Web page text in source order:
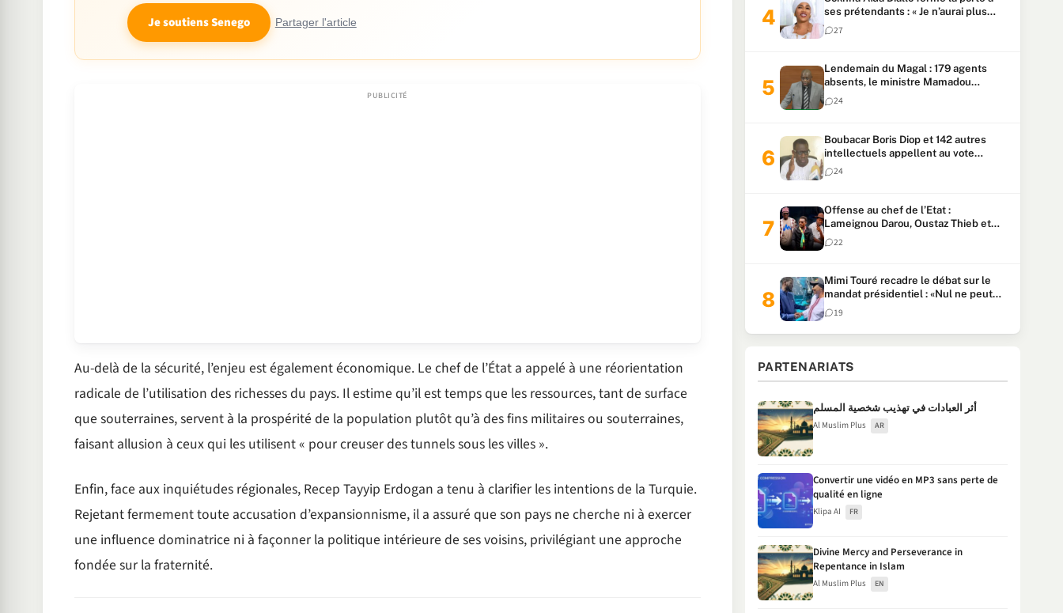
Je soutiens Senego Partager l'article
Au-delà de la sécurité, l’enjeu est également économique. Le chef de l’État a appelé à une réorientation
radicale de l’utilisation des richesses du pays. Il estime qu’il est temps que les ressources, tant de surface
que souterraines, servent à la prospérité de la population plutôt qu’à des fins militaires ou souterraines,
faisant allusion à ceux qui les utilisent « pour creuser des tunnels sous les villes ».
Enfin, face aux inquiétudes régionales, Recep Tayyip Erdogan a tenu à clarifier les intentions de la Turquie.
Rejetant fermement toute accusation d’expansionnisme, il a assuré que son pays ne cherche ni à exercer
une influence dominatrice ni à façonner la politique intérieure de ses voisins, privilégiant une approche
fondée sur la fraternité.
ses prétendants : « Je n’aurai plus
jamais un autre mari »
27
Lendemain du Magal : 179 agents
absents, le ministre Mamadou
Lamine Dianté exige des explications
24
Boubacar Boris Diop et 142 autres
intellectuels appellent au vote
urgent de la révision
constitutionnelle
24
Offense au chef de l’Etat :
Lameignou Darou, Oustaz Thieb et
Ndiaye Touba lourdement
condamnés
22
Mimi Touré recadre le débat sur le
mandat présidentiel : «Nul ne peut
faire plus de deux mandats
consécutifs de 5 ans»
19
PARTENARIATS
أثر العبادات في تهذيب شخصية المسلم
Al Muslim Plus AR
Convertir une vidéo en MP3 sans perte de
qualité en ligne
Klipa AI FR
Divine Mercy and Perseverance in
Repentance in Islam
Al Muslim Plus EN